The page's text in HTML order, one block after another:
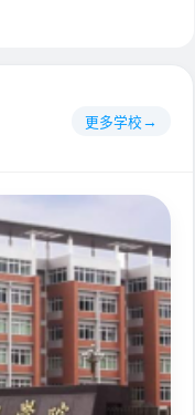
更多学校